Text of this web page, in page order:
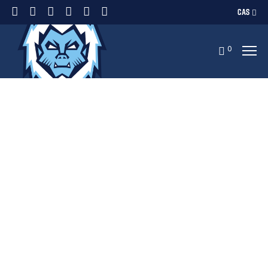
CAS
0